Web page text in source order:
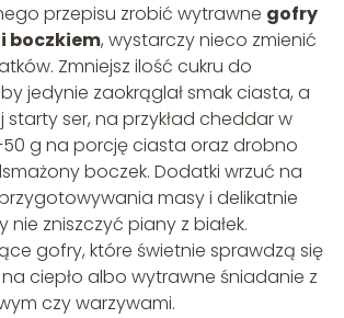
przepisu zrobić wytrawne gofry
i boczkiem, wystarczy nieco zmienić
Zmniejsz ilość cukru do
jedynie zaokrąglał smak ciasta, a
ser, na przykład cheddar w
g na porcję ciasta oraz drobno
boczek. Dodatki wrzuć na
masy i delikatnie
nie zniszczyć piany z białek.
gofry, które świetnie sprawdzą się
ciepło albo wytrawne śniadanie z
czy warzywami.